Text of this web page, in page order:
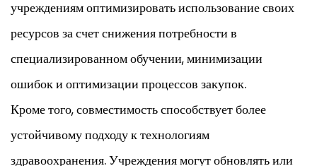
учреждениям оптимизировать использование своих
ресурсов за счет снижения потребности в
специализированном обучении, минимизации
ошибок и оптимизации процессов закупок.
Кроме того, совместимость способствует более
устойчивому подходу к технологиям
здравоохранения. Учреждения могут обновлять или